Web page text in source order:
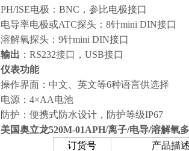
PH/ISE电极：BNC，参比电极接口
电导率电极或ATC探头：8针mini DIN接口
溶解氧探头：9针mini DIN接口
输出 ：RS232接口，USB接口
仪表功能
操作界面：中文、英文等6种语言供选择
电源：4×AA电池
防护：便携式防水设计，防护等级IP67
美国奥立龙520M-01APH/离子/电导/溶解氧
订货号
产品描述